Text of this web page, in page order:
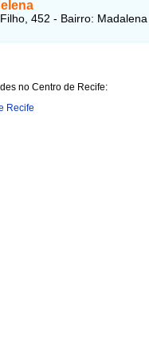
452 - Bairro:
no Centro de Recife:
Recife